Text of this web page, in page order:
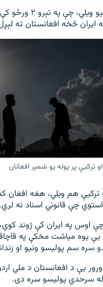
ایران څخه افغانستان ته
ترکیې پر پوله یو شمېر افغانان
ترکیې هم ویلي، هغه افغان
چې قانوني اسناد نه لري.
چې اوس په ایران کې ژوند کوي،
یوه میاشت مخکې په
سره سم پولیسو ونیو او
یې د افغانستان د ملي
سرحدي پولیسو سره دی.